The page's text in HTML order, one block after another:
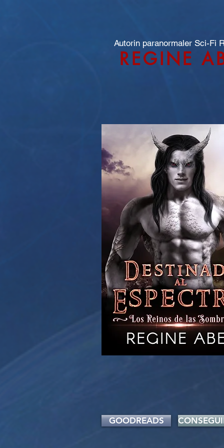
Autorin paranormaler Sci-Fi
REGINE
GOODREADS